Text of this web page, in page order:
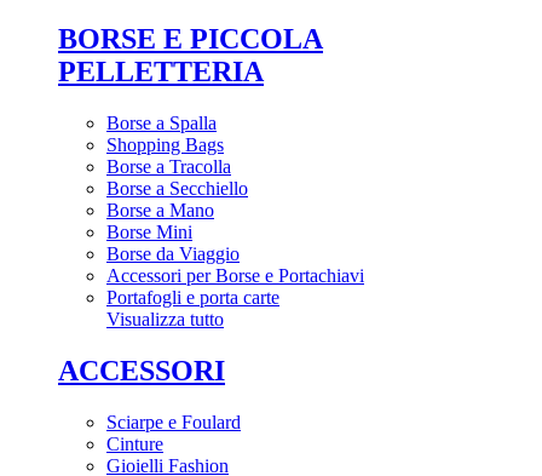
BORSE E PICCOLA
PELLETTERIA
Borse a Spalla
Shopping Bags
Borse a Tracolla
Borse a Secchiello
Borse a Mano
Borse Mini
Borse da Viaggio
Accessori per Borse e Portachiavi
Portafogli e porta carte
Visualizza tutto
ACCESSORI
Sciarpe e Foulard
Cinture
Gioielli Fashion